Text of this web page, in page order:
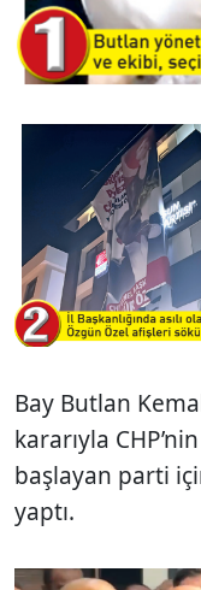
Bay Butlan
kararıyla
başlayan parti
yaptı.